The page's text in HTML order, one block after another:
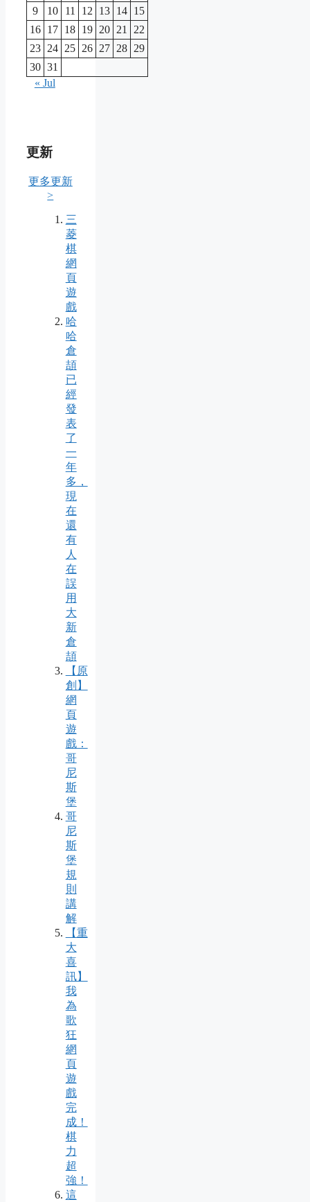
9 10 11 12 13 14 15
16 17 18 19 20 21
22
23 24 25 26 27 28 29
30 31
« Jul
更新
更多更新
>
三
菱
棋
網
頁
遊
戲
哈
哈
倉
頡
已
經
發
表
了
一
年
多，
現
在
還
有
人
在
誤
用
大
新
倉
頡
【原
創】
網
頁
遊
戲：
哥
尼
斯
堡
哥
尼
斯
堡
規
則
講
解
【重
大
喜
訊】
我
為
歌
狂
網
頁
遊
戲
完
成！
棋
力
超
強！
這